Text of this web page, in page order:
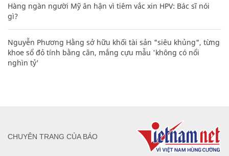
Hàng ngàn người Mỹ ân hận vì tiêm vắc xin HPV: Bác sĩ nói
gì?
Nguyễn Phương Hằng sở hữu khối tài sản "siêu khủng", từng
khoe sổ đỏ tính bằng cân, mắng cựu mẫu 'không có nổi
nghìn tỷ'
CHUYÊN TRANG CỦA BÁO